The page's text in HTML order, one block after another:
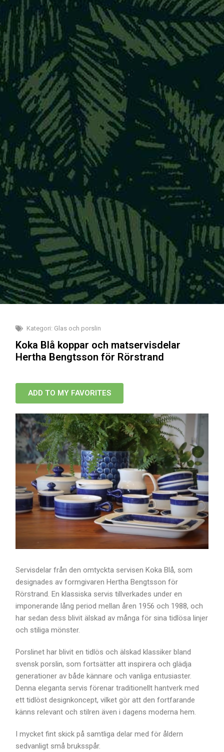
Kategori: Glas och porslin
Koka Blå koppar och matservisdelar
Hertha Bengtsson för Rörstrand
ADD TO MY FAVORITES
Servisdelar från den omtyckta servisen Koka Blå, som
designades av formgivaren Hertha Bengtsson för
Rörstrand. En klassiska servis tillverkades under en
imponerande lång period mellan åren 1956 och 1988, och
har sedan dess blivit älskad av många för sina tidlösa linjer
och stiliga mönster.
Porslinet har blivit en tidlös och älskad klassiker bland
svensk porslin, som fortsätter att inspirera och glädja
generationer av både kännare och vanliga entusiaster.
Denna eleganta servis förenar traditionellt hantverk med
ett tidlöst designkoncept, vilket gör att den fortfarande
känns relevant och stilren även i dagens moderna hem.
I mycket fint skick på samtliga delar med för åldern
sedvanligt små bruksspår.